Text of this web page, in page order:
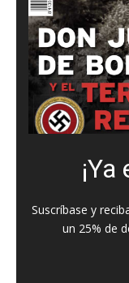
Suscríbase y
un 25% de